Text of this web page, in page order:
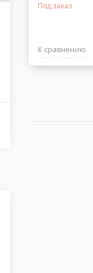
Под заказ
К сравнению